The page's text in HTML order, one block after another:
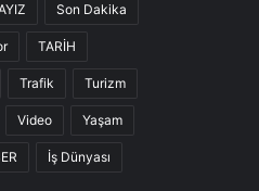
Son Dakika
TARİH
Trafik Turizm
Video Yaşam
İş Dünyası